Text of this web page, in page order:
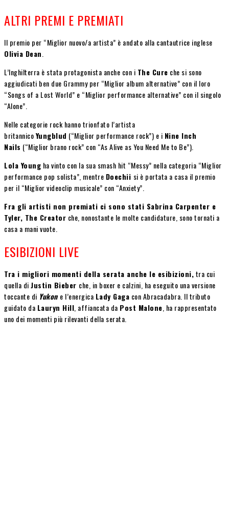
ALTRI PREMI E PREMIATI
Il premio per “Miglior nuovo/a artista” è andato alla cantautrice inglese
Olivia Dean
L’Inghilterra è stata protagonista anche con i The Cure che si sono
aggiudicati ben due Grammy per “Miglior album alternative” con il loro
“Songs of a Lost World” e “Miglior performance alternative” con il singolo
“Alone”.
Nelle categorie rock hanno trionfato l’artista
britannicoYungblud (“Miglior performance rock”) e i Nine Inch
Nails (“Miglior brano rock” con “As Alive as You Need Me to Be”).
Lola Young ha vinto con la sua smash hit “Messy” nella categoria “Miglior
performance pop solista”, mentre Doechii si è portata a casa il premio
per il “Miglior videoclip musicale” con “Anxiety”.
Fra gli artisti non premiati ci sono stati Sabrina Carpenter e
Tyler, The Creator che, nonostante le molte candidature, sono tornati a
casa a mani vuote.
ESIBIZIONI LIVE
Tra i migliori momenti della serata anche le esibizioni,tra cui
quella diJustin Bieber che, in boxer e calzini, ha eseguito una versione
toccante di Yukon e l’energica Lady Gaga con Abracadabra. Il tributo
guidato da Lauryn Hill , affiancata da Post Malone , ha rappresentato
uno dei momenti più rilevanti della serata.